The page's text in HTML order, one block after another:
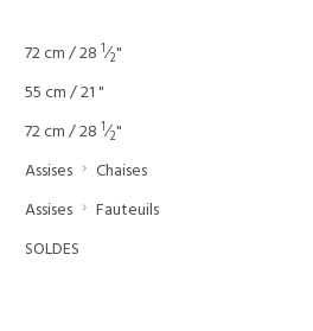
72 cm / 28 1⁄2"
55 cm / 21 "
72 cm / 28 1⁄2"
Assises
Chaises
Assises
Fauteuils
SOLDES